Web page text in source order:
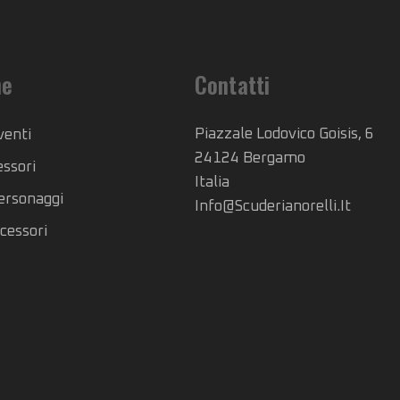
Contatti
Piazzale Lodovico Goisis, 6
24124 Bergamo
Italia
Info@scuderianorelli.it